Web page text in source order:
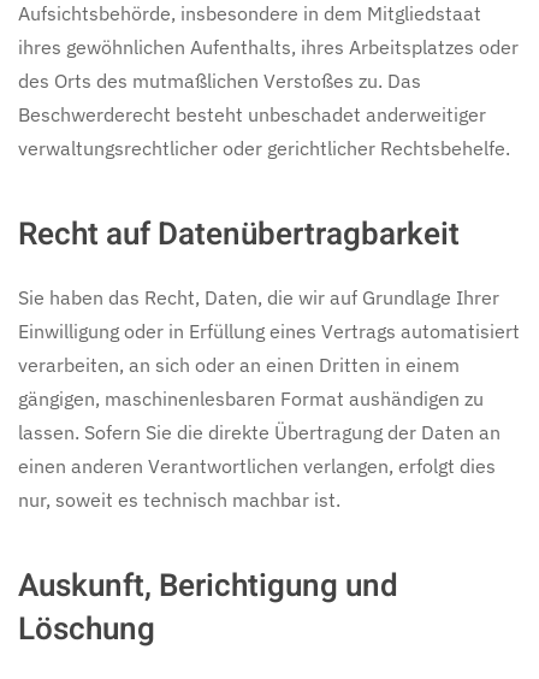
Aufsichtsbehörde, insbesondere in dem Mitgliedstaat
ihres gewöhnlichen Aufenthalts, ihres Arbeitsplatzes oder
des Orts des mutmaßlichen Verstoßes zu. Das
Beschwerderecht besteht unbeschadet anderweitiger
verwaltungsrechtlicher oder gerichtlicher Rechtsbehelfe.
Recht auf Daten­übertrag­barkeit
Sie haben das Recht, Daten, die wir auf Grundlage Ihrer
Einwilligung oder in Erfüllung eines Vertrags automatisiert
verarbeiten, an sich oder an einen Dritten in einem
gängigen, maschinenlesbaren Format aushändigen zu
lassen. Sofern Sie die direkte Übertragung der Daten an
einen anderen Verantwortlichen verlangen, erfolgt dies
nur, soweit es technisch machbar ist.
Auskunft, Berichtigung und
Löschung